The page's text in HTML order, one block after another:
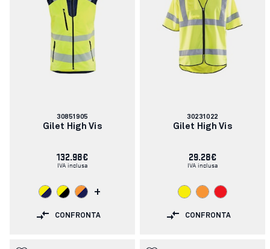
Codice
articolo:
30851905
Gilet High Vis
132.98€
IVA inclusa
+
CONFRONTA
Codice
articolo:
30231022
Gilet High Vis
29.28€
IVA inclusa
CONFRONTA